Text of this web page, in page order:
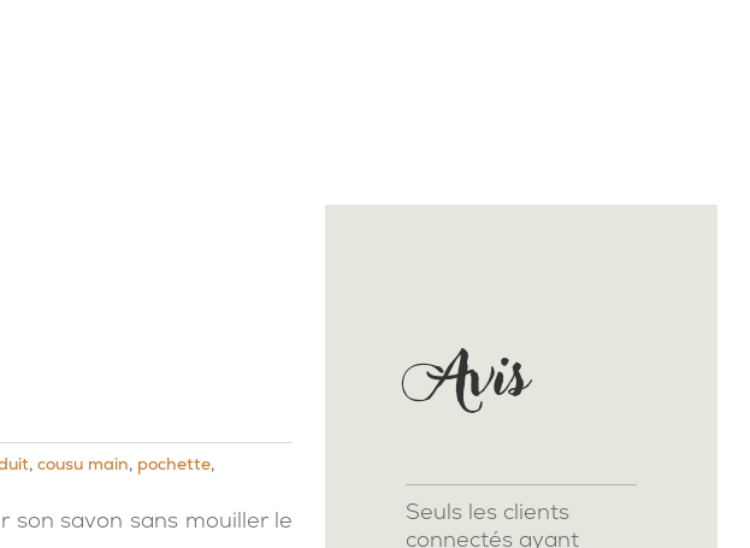
, cousu main, pochette,
savon sans mouiller le
Avis
Seuls les clients
connectés ayant